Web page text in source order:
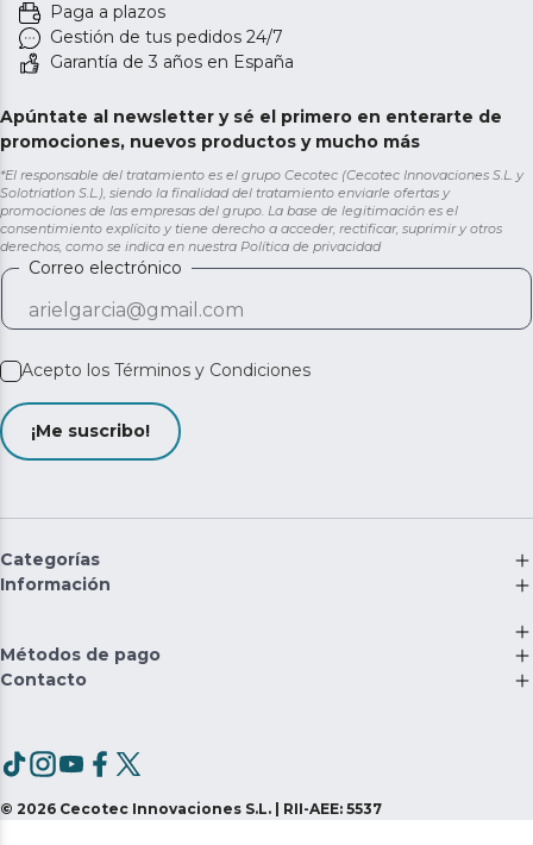
Paga a plazos
Gestión de tus pedidos 24/7
Garantía de 3 años en España
Apúntate al newsletter y sé el primero en enterarte de
promociones, nuevos productos y mucho más
*El responsable del tratamiento es el grupo Cecotec (Cecotec Innovaciones S.L. y
Solotriatlon S.L.), siendo la finalidad del tratamiento enviarle ofertas y
promociones de las empresas del grupo. La base de legitimación es el
consentimiento explícito y tiene derecho a acceder, rectificar, suprimir y otros
derechos, como se indica en nuestra Política de privacidad
Correo electrónico
Acepto los Términos y Condiciones
¡Me suscribo!
Categorías
Información
Métodos de pago
Contacto
© 2026 Cecotec Innovaciones S.L. | RII-AEE: 5537